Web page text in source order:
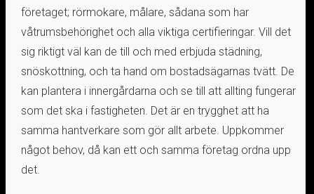
företaget; rörmokare, målare, sådana som har
våtrumsbehörighet och alla viktiga certifieringar. Vill det
sig riktigt väl kan de till och med erbjuda städning,
snöskottning, och ta hand om bostadsägarnas tvätt. De
kan plantera i innergårdarna och se till att allting fungerar
som det ska i fastigheten. Det är en trygghet att ha
samma hantverkare som gör allt arbete. Uppkommer
något behov, då kan ett och samma företag ordna upp
det.